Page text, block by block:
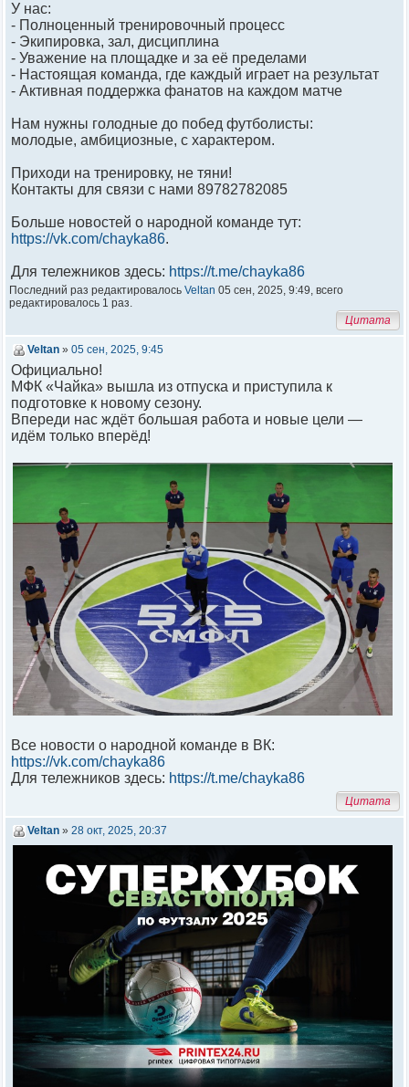
У нас:
- Полноценный тренировочный процесс
- Экипировка, зал, дисциплина
- Уважение на площадке и за её пределами
- Настоящая команда, где каждый играет на результат
- Активная поддержка фанатов на каждом матче
Нам нужны голодные до побед футболисты:
молодые, амбициозные, с характером.
Приходи на тренировку, не тяни!
Контакты для связи с нами 89782782085
Больше новостей о народной команде тут:
https://vk.com/chayka86.
Для тележников здесь: https://t.me/chayka86
Последний раз редактировалось Veltan 05 сен, 2025, 9:49, всего
редактировалось 1 раз.
Цитата
Veltan » 05 сен, 2025, 9:45
Официально!
МФК «Чайка» вышла из отпуска и приступила к
подготовке к новому сезону.
Впереди нас ждёт большая работа и новые цели —
идём только вперёд!
Все новости о народной команде в ВК:
https://vk.com/chayka86
Для тележников здесь: https://t.me/chayka86
Цитата
Veltan » 28 окт, 2025, 20:37